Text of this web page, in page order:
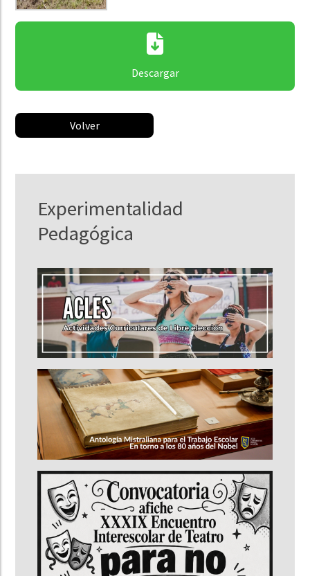
Descargar
Volver
Experimentalidad
Pedagógica